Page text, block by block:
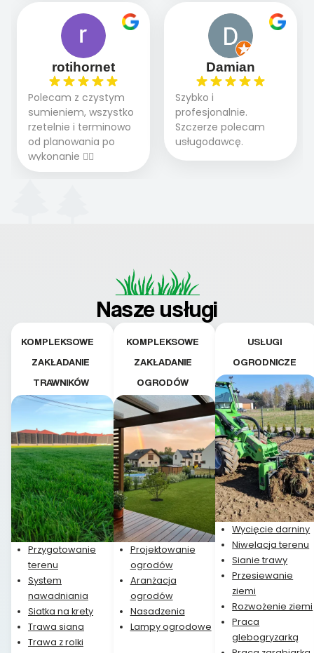
2 zlecenia na rolkę.
Polecam.
rotihornet
Polecam z czystym
sumieniem, wszystko
rzetelnie i terminowo
od planowania po
wykonanie 👍🏻
Damian
Szybko i
profesjonalnie.
Szczerze polecam
usługodawcę.
Nasze usługi
KOMPLEKSOWE
ZAKŁADANIE
TRAWNIKÓW
Przygotowanie
terenu
System
nawadniania
Siatka na krety
Trawa siana
Trawa z rolki
KOMPLEKSOWE
ZAKŁADANIE
OGRODÓW
Projektowanie
ogrodów
Aranżacja
ogrodów
Nasadzenia
Lampy ogrodowe
USŁUGI
OGRODNICZE
Wycięcie darniny
Niwelacja terenu
Sianie trawy
Przesiewanie
ziemi
Rozwożenie ziemi
Praca
glebogryzarką